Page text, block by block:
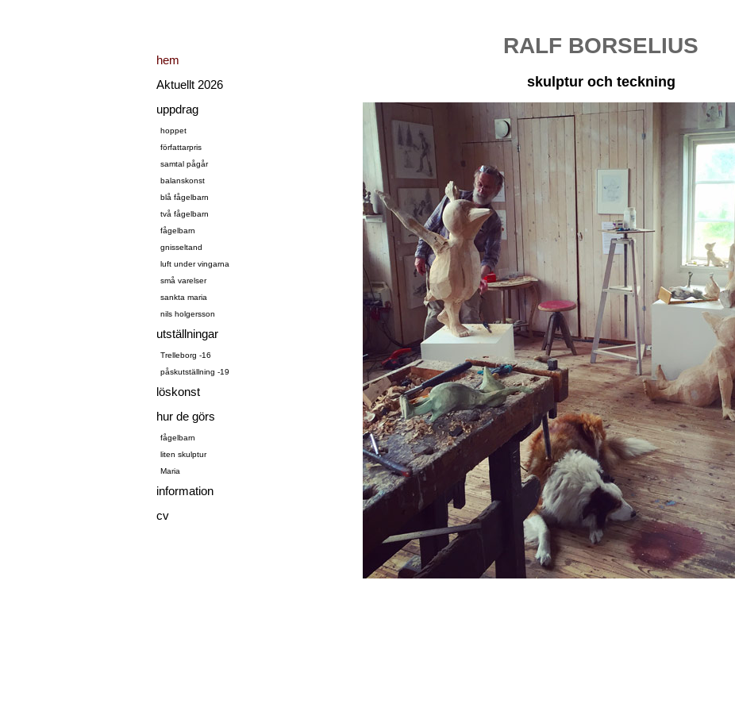
hem
Aktuellt 2026
uppdrag
hoppet
författarpris
samtal pågår
balanskonst
blå fågelbarn
två fågelbarn
fågelbarn
gnisseltand
luft under vingarna
små varelser
sankta maria
nils holgersson
utställningar
Trelleborg -16
påskutställning -19
löskonst
hur de görs
fågelbarn
liten skulptur
Maria
information
cv
RALF BORSELIUS
skulptur och teckning